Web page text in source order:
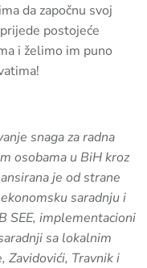
da započnu svoj
postojeće
i želimo im puno
snaga za radna
osobama u BiH kroz
je od strane
saradnju i
SEE, implementacioni
sa lokalnim
Zavidovići, Travnik i